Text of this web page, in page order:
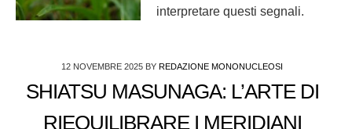
interpretare questi segnali.
12 NOVEMBRE 2025 BY REDAZIONE MONONUCLEOSI
SHIATSU MASUNAGA: L’ARTE DI
RIEQUILIBRARE I MERIDIANI